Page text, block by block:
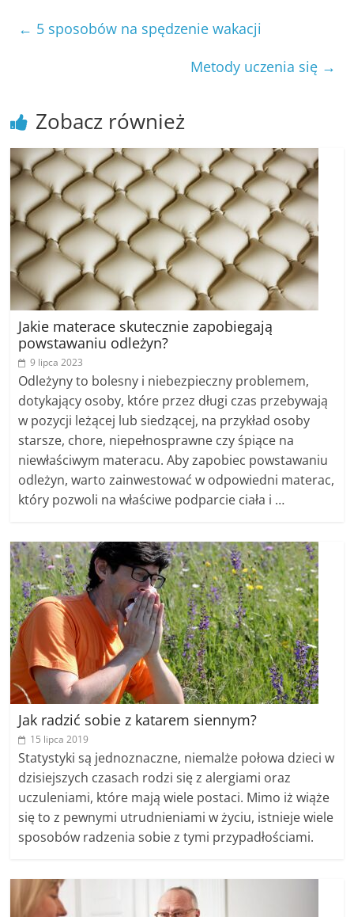
← 5 sposobów na spędzenie wakacji
Metody uczenia się →
Zobacz również
Jakie materace skutecznie zapobiegają
powstawaniu odleżyn?
9 lipca 2023
Odleżyny to bolesny i niebezpieczny problemem,
dotykający osoby, które przez długi czas przebywają
w pozycji leżącej lub siedzącej, na przykład osoby
starsze, chore, niepełnosprawne czy śpiące na
niewłaściwym materacu. Aby zapobiec powstawaniu
odleżyn, warto zainwestować w odpowiedni materac,
który pozwoli na właściwe podparcie ciała i …
Jak radzić sobie z katarem siennym?
15 lipca 2019
Statystyki są jednoznaczne, niemalże połowa dzieci w
dzisiejszych czasach rodzi się z alergiami oraz
uczuleniami, które mają wiele postaci. Mimo iż wiąże
się to z pewnymi utrudnieniami w życiu, istnieje wiele
sposobów radzenia sobie z tymi przypadłościami.